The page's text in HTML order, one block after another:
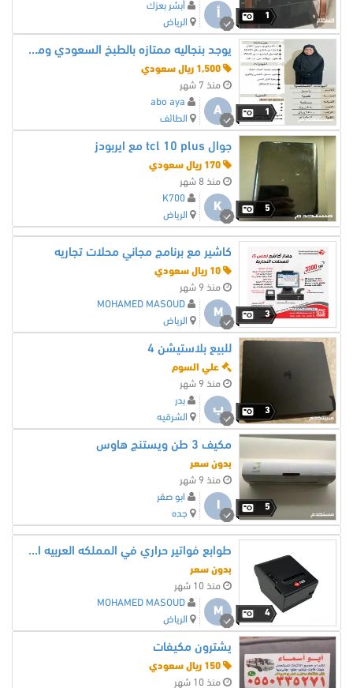
1
أبشر بعزك
الرياض
1
يوجد بنجاليه ممتازه بالطبخ السعودي ومطلوب ايضا عاملات للتنازل من جميع الجنسيات
منذ 7 شهر
A
abo aya
الطائف
5
جوال tcl 10 plus مع ايربودز
منذ 8 شهر
K
K700
الرياض
3
كاشير مع برنامج مجاني محلات تجاريه
منذ 9 شهر
M
MOHAMED MASOUD
الرياض
3
للبيع بلاستيشن 4
علي السوم
منذ 9 شهر
ب
بدر
الشرقيه
5
مكيف 3 طن ويستنج هاوس
بدون سعر
منذ 9 شهر
ابو صقر
جده
4
طوابع فواتير حراري في المملكه العربيه السعوديه
بدون سعر
منذ 10 شهر
M
MOHAMED MASOUD
الرياض
يشترون مكيفات
منذ 10 شهر